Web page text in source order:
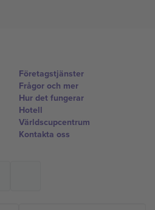
Företagstjänster
Frågor och mer
Hur det fungerar
Hotell
Världscupcentrum
Kontakta oss